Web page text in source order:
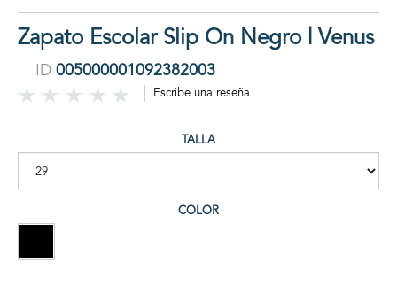
Zapato Escolar Slip On Negro | Venus
ID 005000001092382003
Escribe una reseña
TALLA
COLOR